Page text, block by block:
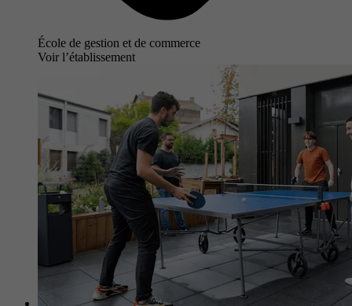
École de gestion et de commerce
Voir l’établissement